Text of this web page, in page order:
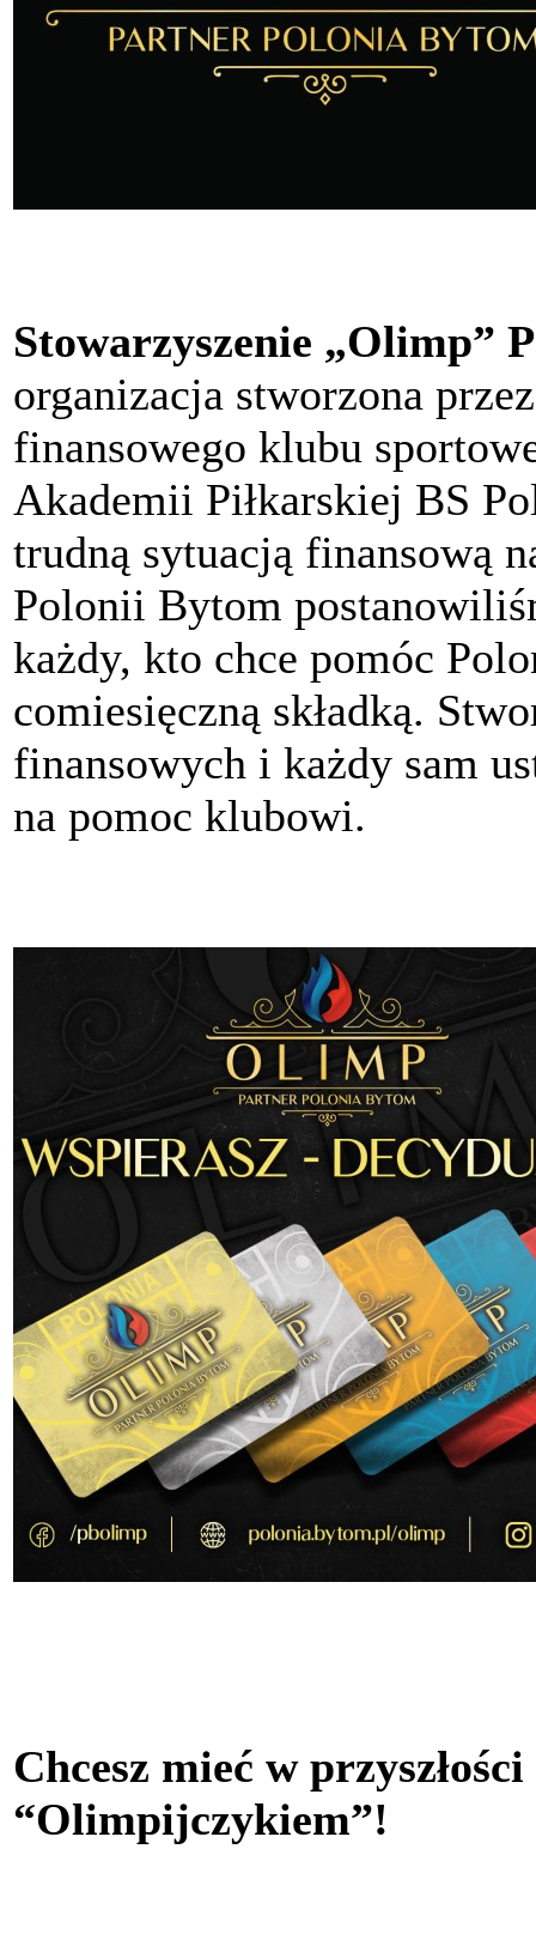
Stowarzyszenie „Olimp”
organizacja stworzona
finansowego klubu
Akademii Piłkarskiej BS
trudną sytuacją finansową
Polonii Bytom
każdy, kto chce pomóc
comiesięczną składką.
finansowych i każdy sam
na pomoc klubowi.
Chcesz mieć w
“Olimpijczykiem”!